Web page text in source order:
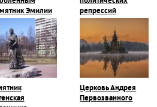
Эмилии
репрессий
Церковь Андрея
Первозванного